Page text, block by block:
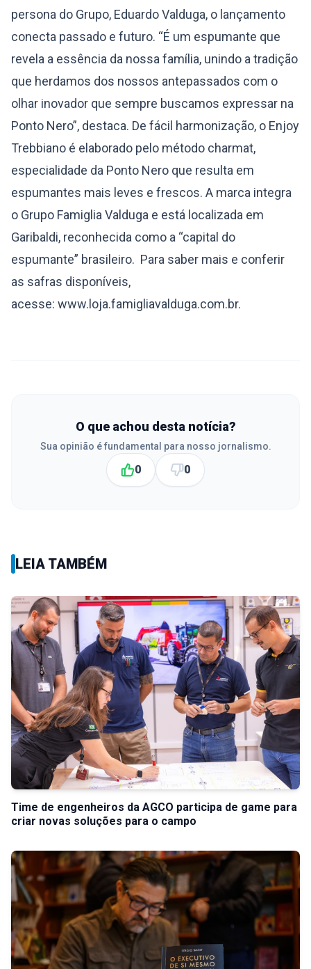
persona do Grupo, Eduardo Valduga, o lançamento
conecta passado e futuro. “É um espumante que
revela a essência da nossa família, unindo a tradição
que herdamos dos nossos antepassados com o
olhar inovador que sempre buscamos expressar na
Ponto Nero”, destaca. De fácil harmonização, o Enjoy
Trebbiano é elaborado pelo método charmat,
especialidade da Ponto Nero que resulta em
espumantes mais leves e frescos. A marca integra
o Grupo Famiglia Valduga e está localizada em
Garibaldi, reconhecida como a “capital do
espumante” brasileiro. Para saber mais e conferir
as safras disponíveis,
acesse: www.loja.famigliavalduga.com.br.
O que achou desta notícia?
Sua opinião é fundamental para nosso jornalismo.
0 0
LEIA TAMBÉM
Time de engenheiros da AGCO participa de game para
criar novas soluções para o campo